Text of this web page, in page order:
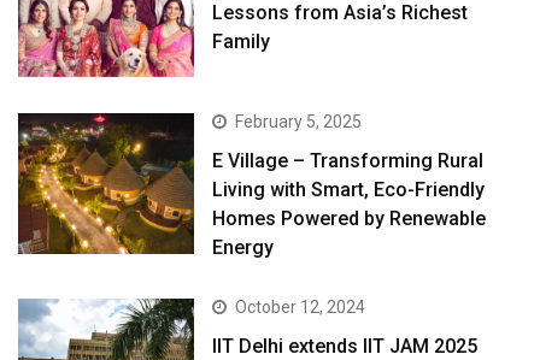
Lessons from Asia’s Richest
Family
February 5, 2025
E Village – Transforming Rural
Living with Smart, Eco-Friendly
Homes Powered by Renewable
Energy
October 12, 2024
IIT Delhi extends IIT JAM 2025